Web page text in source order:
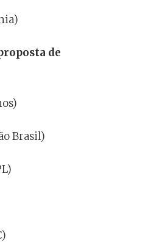
de
Brasil)